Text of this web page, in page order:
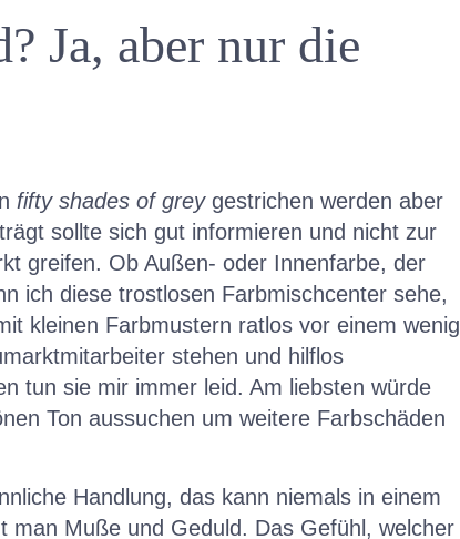
Ja, aber nur die
fifty shades of greygestrichen werden aber
sollte sich gut informieren und nicht zur
greifen. Ob Außen- oder Innenfarbe, der
ich diese trostlosen Farbmischcenter sehe,
kleinen Farbmustern ratlos vor einem wenig
stehen und hilflos
tun sie mir immer leid. Am liebsten würde
Ton aussuchen um weitere Farbschäden
Handlung, das kann niemals in einem
man Muße und Geduld. Das Gefühl, welcher